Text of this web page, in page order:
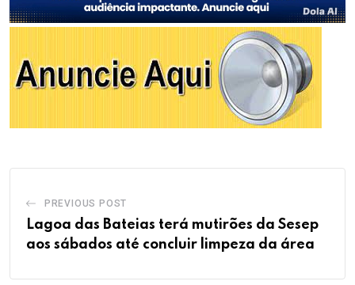
PREVIOUS POST
Lagoa das Bateias terá mutirões da Sesep
aos sábados até concluir limpeza da área